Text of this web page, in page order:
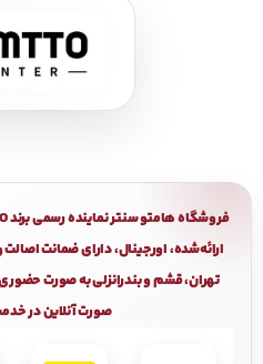
ارائه‌شده، اورجینال، دارای ضمانت
تهران، قشم و بندرانزلی به صورت
صورت آنلاین در